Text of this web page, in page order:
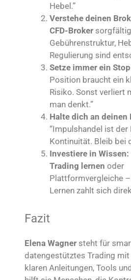
Hebel.”
Verstehe deinen
CFD-Broker
Gebührenstruktur,
Regulierung sind
Setze immer ein
Position braucht ein
Risiko. Sonst verliert
man denkt.”
Halte dich an deinen
“Impulshandel ist der
Kontinuität. Bleib bei
Investiere in Wissen:
Trading lernen oder
Plattformvergleiche
Lernen zahlt sich
Fazit
Elena Wagner steht für
datengestütztes Trading
klaren Anleitungen, Tools